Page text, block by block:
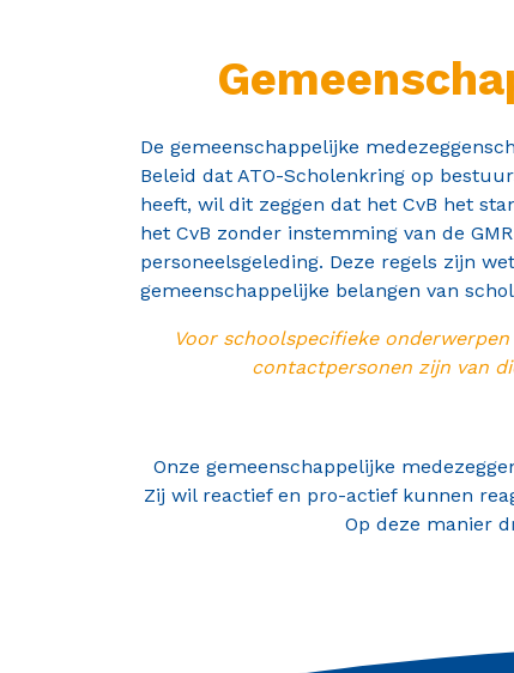
De gemeenschappelijke
Beleid dat ATO-Scholenkring op
heeft, wil dit zeggen dat het CvB het
het CvB zonder instemming van de
personeelsgeleding. Deze regels zijn
gemeenschappelijke belangen van
Voor schoolspecifieke
contactpersonen zijn van
Onze gemeenschappelijke
Zij wil reactief en pro-actief kunnen
Op deze manier